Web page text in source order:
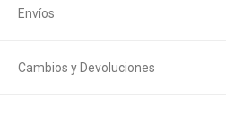
Envíos
Cambios y Devoluciones